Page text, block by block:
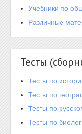
Учебники по
Различные
Тесты
Тесты по
Тесты по
Тесты по
Тесты по